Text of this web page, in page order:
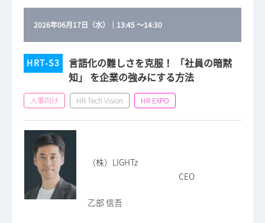
2026年06月17日（水） ｜ 13:45～14:30
HRT-S3
言語化の難しさを克服！ 「社員の暗黙
知」 を企業の強みにする方法
人事向け HR Tech Vision HR EXPO
（株）LIGHTz
CEO
乙部 信吾